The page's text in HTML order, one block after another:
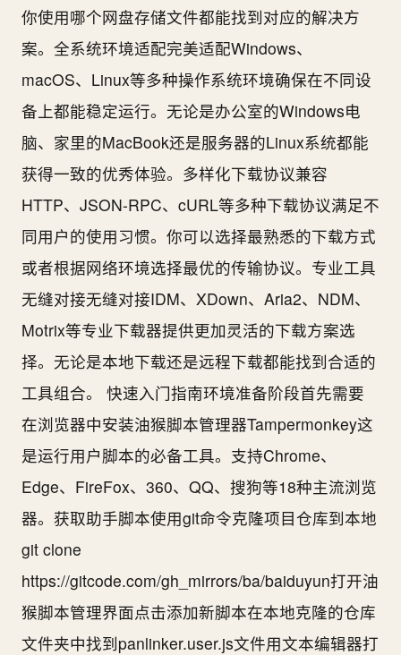
你使用哪个网盘存储文件都能找到对应的解决方
案。全系统环境适配完美适配Windows、
macOS、Linux等多种操作系统环境确保在不同设
备上都能稳定运行。无论是办公室的Windows电
脑、家里的MacBook还是服务器的Linux系统都能
获得一致的优秀体验。多样化下载协议兼容
HTTP、JSON-RPC、cURL等多种下载协议满足不
同用户的使用习惯。你可以选择最熟悉的下载方式
或者根据网络环境选择最优的传输协议。专业工具
无缝对接无缝对接IDM、XDown、Aria2、NDM、
Motrix等专业下载器提供更加灵活的下载方案选
择。无论是本地下载还是远程下载都能找到合适的
工具组合。 快速入门指南环境准备阶段首先需要
在浏览器中安装油猴脚本管理器Tampermonkey这
是运行用户脚本的必备工具。支持Chrome、
Edge、FireFox、360、QQ、搜狗等18种主流浏览
器。获取助手脚本使用git命令克隆项目仓库到本地
git clone
https://gitcode.com/gh_mirrors/ba/baiduyun打开油
猴脚本管理界面点击添加新脚本在本地克隆的仓库
文件夹中找到panlinker.user.js文件用文本编辑器打